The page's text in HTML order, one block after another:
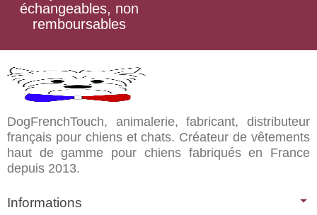
échangeables, non
remboursables
DogFrenchTouch, animalerie, fabricant, distributeur
français pour chiens et chats. Créateur de vêtements
haut de gamme pour chiens fabriqués en France
depuis 2013.
Informations